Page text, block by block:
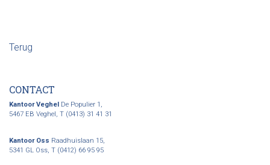
Terug
CONTACT
Kantoor Veghel De Populier 1,
5467 EB Veghel, T (0413) 31 41 31
Kantoor Oss Raadhuislaan 15,
5341 GL Oss, T (0412) 66 95 95